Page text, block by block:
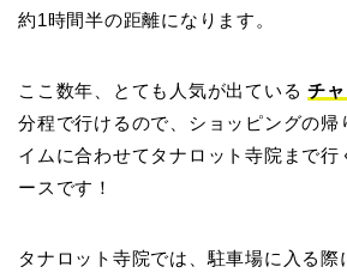
約1時間半の距離になります。
ここ数年、とても人気が出ているチ
分程で行けるので、ショッピングの帰
イムに合わせてタナロット寺院まで行
ースです！
タナロット寺院では、駐車場に入る